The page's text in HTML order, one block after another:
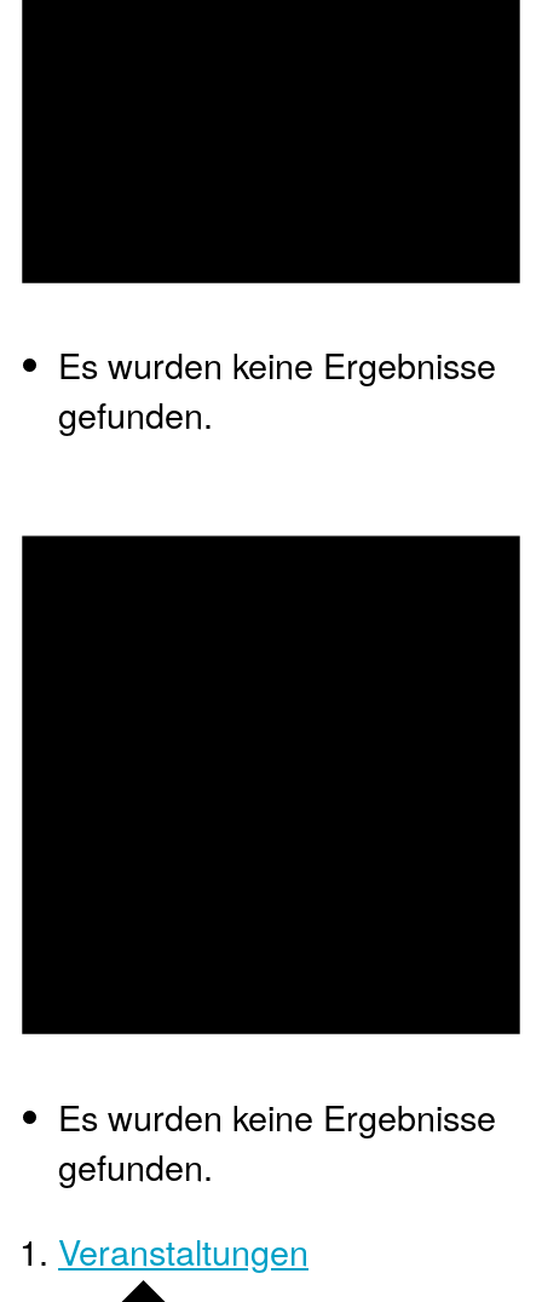
Es wurden keine Ergebnisse
gefunden.
Es wurden keine Ergebnisse
gefunden.
Veranstaltungen